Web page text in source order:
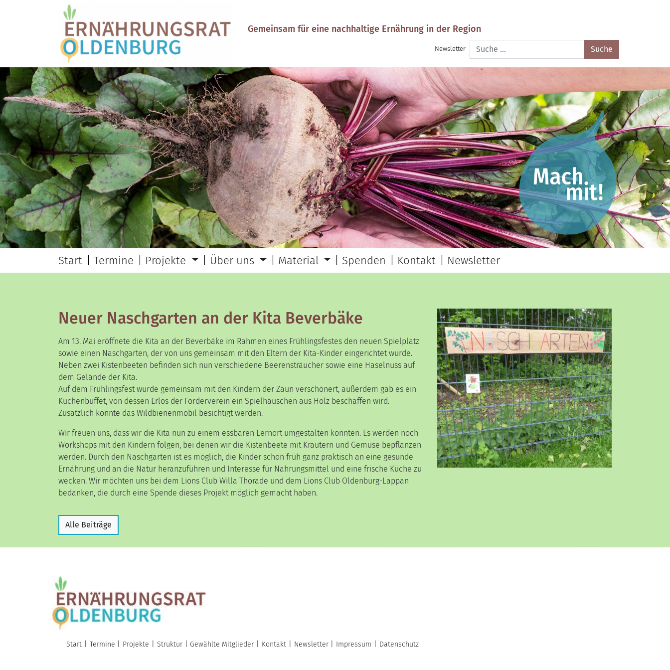
Gemeinsam für eine nachhaltige Ernährung in der Region
Newsletter
Suche
nach:
Start Termine Projekte Über uns Material Spenden Kontakt Newsletter
Neuer Naschgarten an der Kita Beverbäke
Am 13. Mai eröffnete die Kita an der Beverbäke im Rahmen eines Frühlingsfestes den neuen Spielplatz
sowie einen Naschgarten, der von uns gemeinsam mit den Eltern der Kita-Kinder eingerichtet wurde.
Neben zwei Kistenbeeten befinden sich nun verschiedene Beerensträucher sowie eine Haselnuss auf
dem Gelände der Kita.
Auf dem Frühlingsfest wurde gemeinsam mit den Kindern der Zaun verschönert, außerdem gab es ein
Kuchenbuffet, von dessen Erlös der Förderverein ein Spielhäuschen aus Holz beschaffen wird.
Zusätzlich konnte das Wildbienenmobil besichtigt werden.
Wir freuen uns, dass wir die Kita nun zu einem essbaren Lernort umgestalten konnten. Es werden noch
Workshops mit den Kindern folgen, bei denen wir die Kistenbeete mit Kräutern und Gemüse bepflanzen
werden. Durch den Naschgarten ist es möglich, die Kinder schon früh ganz praktisch an eine gesunde
Ernährung und an die Natur heranzuführen und Interesse für Nahrungsmittel und eine frische Küche zu
wecken. Wir möchten uns bei dem Lions Club Willa Thorade und dem Lions Club Oldenburg-Lappan
bedanken, die durch eine Spende dieses Projekt möglich gemacht haben.
Alle Beiträge
Start Termine Projekte Struktur Gewählte Mitglieder Kontakt Newsletter Impressum Datenschutz